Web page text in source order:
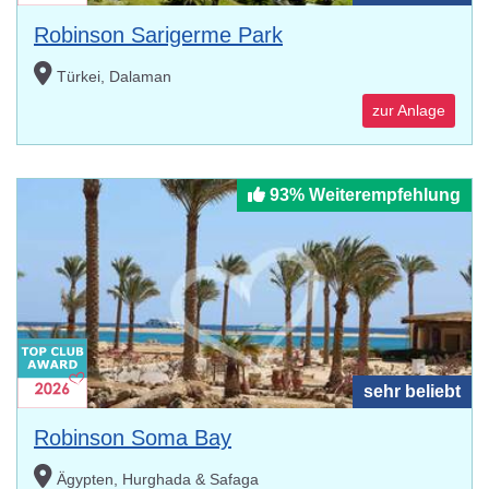
Robinson Sarigerme Park
Türkei, Dalaman
zur Anlage
93% Weiterempfehlung
sehr beliebt
Robinson Soma Bay
Ägypten, Hurghada & Safaga